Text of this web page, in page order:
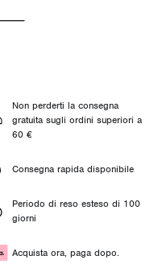
Non perderti la consegna
gratuita sugli ordini superiori a
60 €
Consegna rapida disponibile
Periodo di reso esteso di 100
giorni
Acquista ora, paga dopo.